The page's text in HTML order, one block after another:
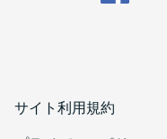
サイト利用規約